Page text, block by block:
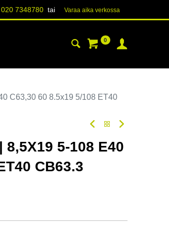
020 7348780tai Varaa aika verk​​​​ossa
0
C63,30 60 8.5x19 5/108 ET40
8,5X19 5-108 E40
CB63.3